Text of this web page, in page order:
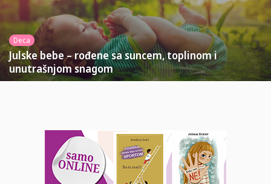
Deca
Julske bebe – rođene sa suncem, toplinom i
unutrašnjom snagom